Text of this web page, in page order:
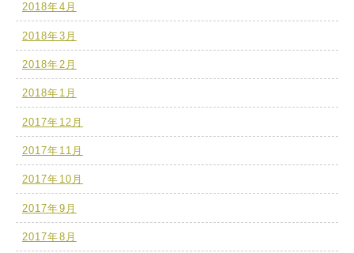
2018年4月
2018年3月
2018年2月
2018年1月
2017年12月
2017年11月
2017年10月
2017年9月
2017年8月